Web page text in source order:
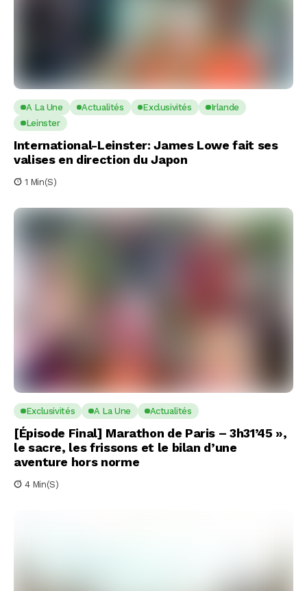
A La Une Actualités Exclusivités
Irlande
Leinster
International-Leinster: James Lowe fait ses
valises en direction du Japon
1 Min(s)
Exclusivités A La Une Actualités
[Épisode Final] Marathon de Paris – 3h31’45 »,
le sacre, les frissons et le bilan d’une
aventure hors norme
4 Min(s)